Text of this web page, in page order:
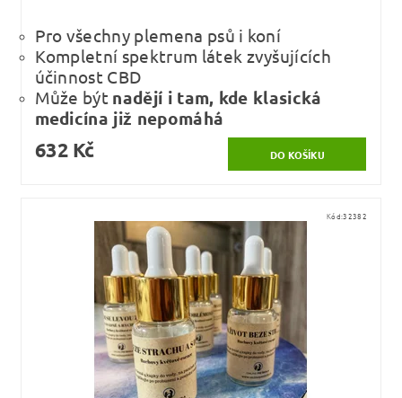
Pro všechny plemena psů i koní
Kompletní spektrum látek zvyšujících
účinnost CBD
Může být nadějí i tam, kde klasická
medicína již nepomáhá
632 Kč
Kód:32382